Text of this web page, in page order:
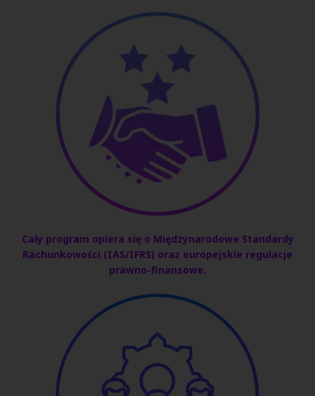
Cały program opiera się o Międzynarodowe Standardy
Rachunkowości (IAS/IFRS) oraz europejskie regulacje
prawno-finansowe.